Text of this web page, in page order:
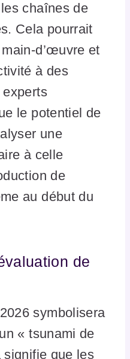
chaînes de
Cela pourrait
d’œuvre et
à des
le potentiel de
une
à celle
de
au début du
de
symbolisera
« tsunami de
signifie que les